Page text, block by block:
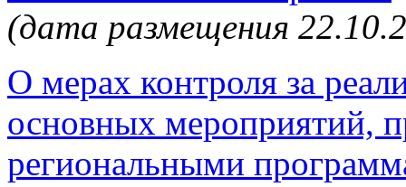
(дата размещения
О мерах контроля за
основных мероприятий,
региональными